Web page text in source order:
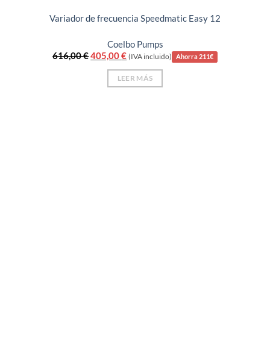
Variador de frecuencia Speedmatic Easy 12
Coelbo Pumps
616,00€El
original
405,00€El
actual
es:
(IVA incluido) Ahorra 211€
LEER MÁS